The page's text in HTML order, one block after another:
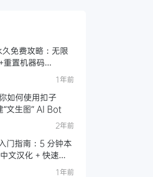
免费攻略：无限
重置机器码
用期重置工具实现
1年前
如何使用扣子
文生图” AI Bot
2年前
门指南：5 分钟本
文汉化 + 快速启
作流（Docker1年前